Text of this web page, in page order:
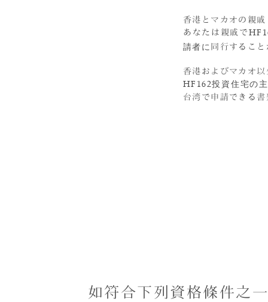
香港とマカオの親戚
あなたは親戚で
請者に同行するこ
香港およびマカオ
HF162投資住宅の
台湾で申請できる
如符合下列資格條件之